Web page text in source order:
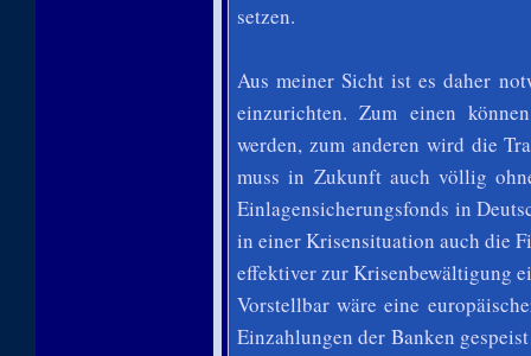
setzen.
Aus meiner Sicht ist es daher
einzurichten. Zum einen
werden, zum anderen wird die
muss in Zukunft auch völlig
Einlagensicherungsfonds in
in einer Krisensituation auch die
effektiver zur Krisenbewältigung
Vorstellbar wäre eine
Einzahlungen der Banken